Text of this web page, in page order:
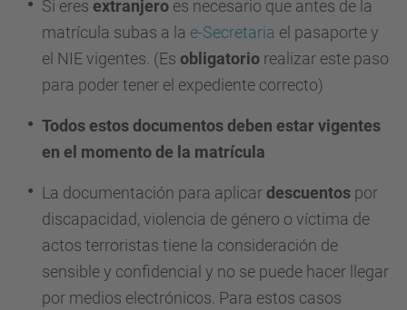
Si eres extranjero es necesario que antes de la
matrícula subas a la e-Secretaria el pasaporte y
el NIE vigentes. (Es obligatorio realizar este paso
para poder tener el expediente correcto)
Todos estos documentos deben estar vigentes
en el momento de la matrícula
La documentación para aplicardescuentos por
discapacidad, violencia de género o víctima de
actos terroristas tiene la consideración de
sensible y confidencial y no se puede hacer llegar
por medios electrónicos. Para estos casos